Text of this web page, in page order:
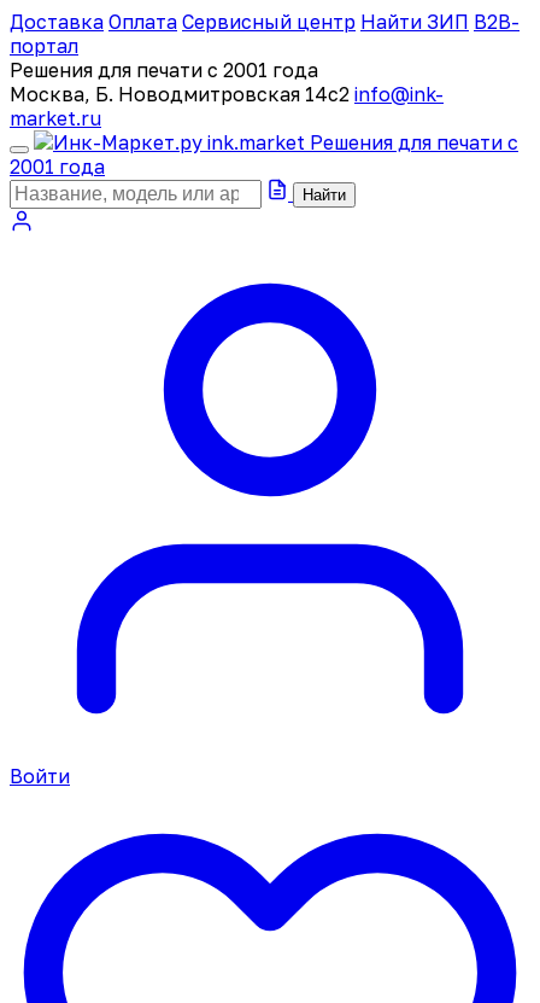
Доставка Оплата Сервисный центр Найти ЗИП B2B-
портал
Решения для печати с 2001 года
Москва, Б. Новодмитровская 14с2 info@ink-
market.ru
ink.market Решения для печати с
2001 года
Найти
Войти